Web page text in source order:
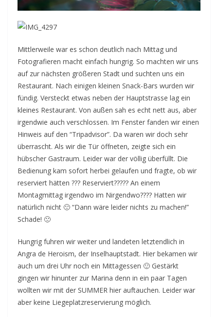
Mittlerweile war es schon deutlich nach Mittag und
Fotografieren macht einfach hungrig. So machten wir uns
auf zur nächsten größeren Stadt und suchten uns ein
Restaurant. Nach einigen kleinen Snack-Bars wurden wir
fündig. Versteckt etwas neben der Hauptstrasse lag ein
kleines Restaurant. Von außen sah es echt nett aus, aber
irgendwie auch verschlossen. Im Fenster fanden wir einen
Hinweis auf den “Tripadvisor”. Da waren wir doch sehr
überrascht. Als wir die Tür öffneten, zeigte sich ein
hübscher Gastraum. Leider war der völlig überfüllt. Die
Bedienung kam sofort herbei gelaufen und fragte, ob wir
reserviert hätten ??? Reserviert????? An einem
Montagmittag irgendwo im Nirgendwo???? Hatten wir
natürlich nicht 🙁 “Dann wäre leider nichts zu machen!”
Schade! 🙁
Hungrig fuhren wir weiter und landeten letztendlich in
Angra de Heroism, der Inselhauptstadt. Hier bekamen wir
auch um drei Uhr noch ein Mittagessen 🙂 Gestärkt
gingen wir hinunter zur Marina denn in ein paar Tagen
wollten wir mit der SUMMER hier auftauchen. Leider war
aber keine Liegeplatzreservierung möglich.